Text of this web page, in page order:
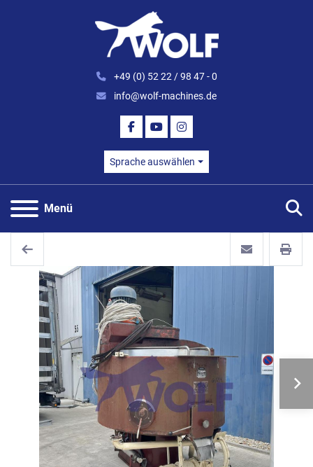
+49 (0) 52 22 / 98 47 - 0
info@wolf-machines.de
FACEBOOK
YOUTUBEINSTAGRAM
Sprache auswählen
Menü